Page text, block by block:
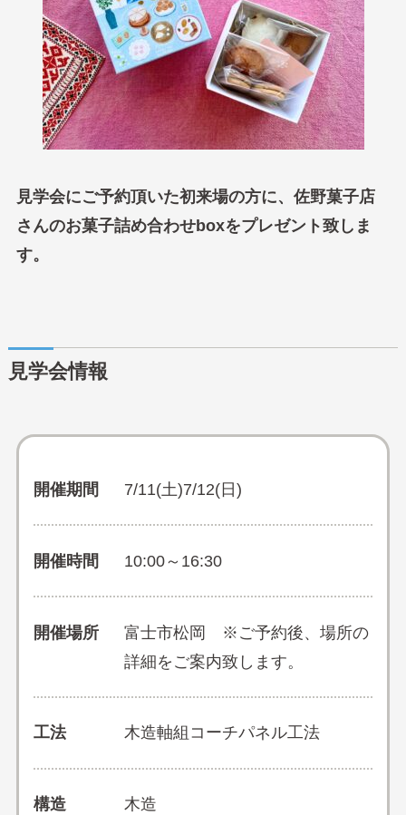
見学会にご予約頂いた初来場の方に、佐野菓子店
さんのお菓子詰め合わせboxをプレゼント致しま
す。
見学会情報
開催期間 7/11(土)7/12(日)
開催時間 10:00～16:30
開催場所
富士市松岡 ※ご予約後、場所の
詳細をご案内致します。
工法 木造軸組コーチパネル工法
構造 木造